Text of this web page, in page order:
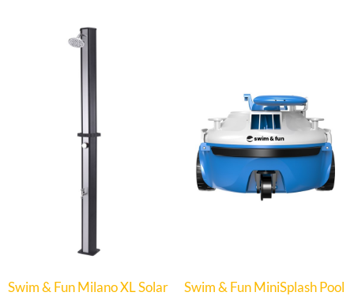
Swim & Fun Milano XL Solar
Swim & Fun MiniSplash Pool